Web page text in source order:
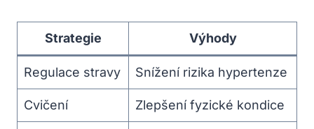
Strategie Výhody
Regulace stravy Snížení rizika hypertenze
Cvičení Zlepšení fyzické kondice